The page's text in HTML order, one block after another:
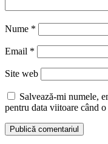
Nume *
Email *
Site web
Salvează-mi numele,
pentru data viitoare când o